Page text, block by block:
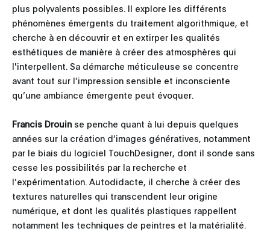
plus polyvalents possibles. Il explore les différents
phénomènes émergents du traitement algorithmique, et
cherche à en découvrir et en extirper les qualités
esthétiques de manière à créer des atmosphères qui
l'interpellent. Sa démarche méticuleuse se concentre
avant tout sur l’impression sensible et inconsciente
qu’une ambiance émergente peut évoquer.
Francis Drouin se penche quant à lui depuis quelques
années sur la création d’images génératives, notamment
par le biais du logiciel TouchDesigner, dont il sonde sans
cesse les possibilités par la recherche et
l’expérimentation. Autodidacte, il cherche à créer des
textures naturelles qui transcendent leur origine
numérique, et dont les qualités plastiques rappellent
notamment les techniques de peintres et la matérialité.